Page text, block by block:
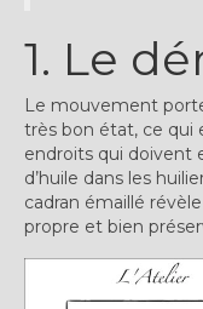
1. Le
Le mouvement
très bon état, ce qui
endroits qui doivent
d’huile dans les
cadran émaillé
propre et bien